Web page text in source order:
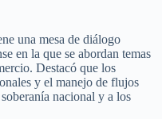
una mesa de diálogo
en la que se abordan temas
Destacó que los
y el manejo de flujos
nacional y a los